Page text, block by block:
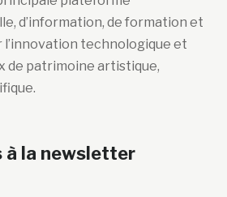
d’information, de formation et
l’innovation technologique et
de patrimoine artistique,
à la newsletter